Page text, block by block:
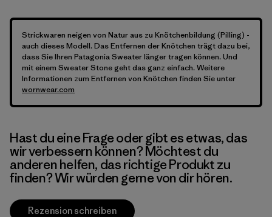
Strickwaren neigen von Natur aus zu Knötchenbildung (Pilling) -
auch dieses Modell. Das Entfernen der Knötchen trägt dazu bei,
dass Sie Ihren Patagonia Sweater länger tragen können. Und
mit einem Sweater Stone geht das ganz einfach. Weitere
Informationen zum Entfernen von Knötchen finden Sie unter
wornwear.com
Hast du eine Frage oder gibt es etwas, das
wir verbessern können? Möchtest du
anderen helfen, das richtige Produkt zu
finden? Wir würden gerne von dir hören.
Rezension schreiben